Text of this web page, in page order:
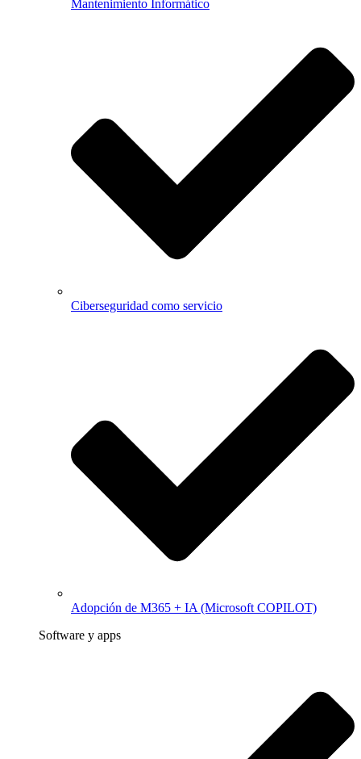
Mantenimiento Informático
Ciberseguridad como servicio
Adopción de M365 + IA (Microsoft COPILOT)
Software y apps